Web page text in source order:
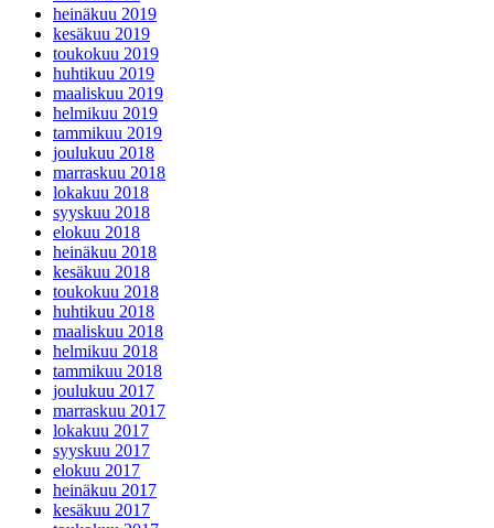
heinäkuu 2019
kesäkuu 2019
toukokuu 2019
huhtikuu 2019
maaliskuu 2019
helmikuu 2019
tammikuu 2019
joulukuu 2018
marraskuu 2018
lokakuu 2018
syyskuu 2018
elokuu 2018
heinäkuu 2018
kesäkuu 2018
toukokuu 2018
huhtikuu 2018
maaliskuu 2018
helmikuu 2018
tammikuu 2018
joulukuu 2017
marraskuu 2017
lokakuu 2017
syyskuu 2017
elokuu 2017
heinäkuu 2017
kesäkuu 2017